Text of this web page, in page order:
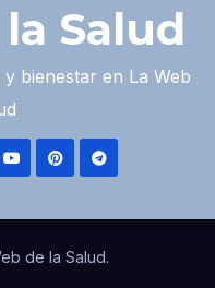
Salud
bienestar en La Web
de la Salud.